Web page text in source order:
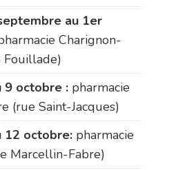
au 1er
Charignon-
Fouillade)
9 octobre : pharmacie
(rue Saint-Jacques)
12 octobre: pharmacie
Marcellin-Fabre)